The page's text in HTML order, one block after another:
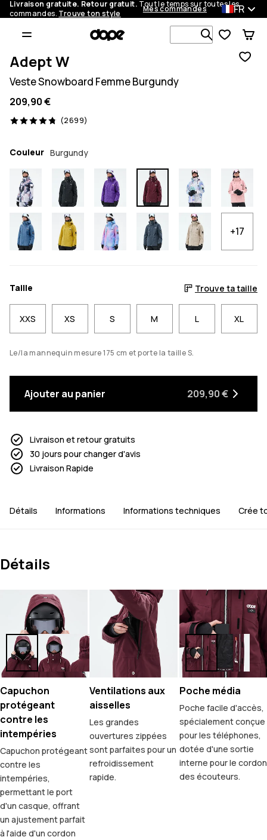
Livraison gratuite. Retour gratuit. Tout le temps sur toutes les
commandes. Trouve ton style Mes commandes FR
Recherche
Adept W
Veste Snowboard Femme Burgundy
209,90 €
(2699)
2699 avis, 4.8/5
Couleur Burgundy
+17
Taille Trouve ta taille
XXS XS S M L XL
Le/la mannequin mesure 175 cm et porte la taille S.
Ajouter au panier 209,90 €
Livraison et retour gratuits
30 jours pour changer d'avis
Livraison Rapide
Détails Informations Informations techniques Crée
Détails
Capuchon
protégeant
contre les
intempéries
Capuchon protégeant
contre les
intempéries,
permettant le port
d'un casque, offrant
un ajustement parfait
à l'aide d'un cordon
Ventilations aux
aisselles
Les grandes
ouvertures zippées
sont parfaites pour un
refroidissement
rapide.
Poche média
Poche facile d'accès,
spécialement conçue
pour les téléphones,
dotée d'une sortie
interne pour le cordon
des écouteurs.